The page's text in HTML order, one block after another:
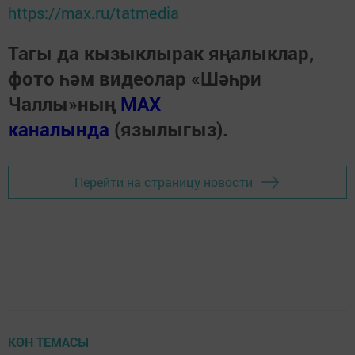
https://max.ru/tatmedia
Тагы да кызыклырак яңалыклар,
фото һәм видеолар «Шәһри
Чаллы»ның MAX
каналында (язылыгыз).
Перейти на страницу новости
КӨН ТЕМАСЫ